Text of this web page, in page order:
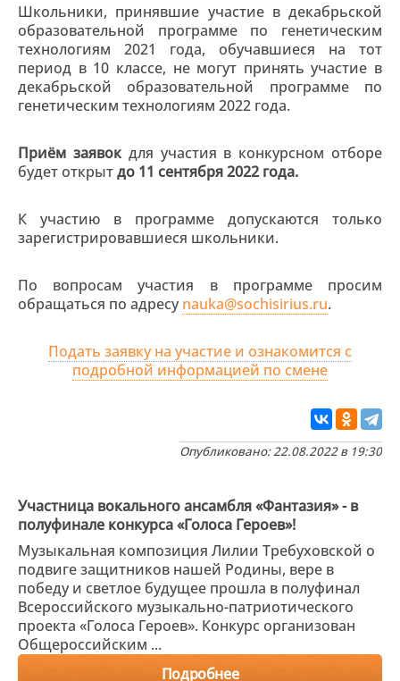
Школьники, принявшие участие в декабрьской
образовательной программе по генетическим
технологиям 2021 года, обучавшиеся на тот
период в 10 классе, не могут принять участие в
декабрьской образовательной программе по
генетическим технологиям 2022 года.
Приём заявокдля участия в конкурсном отборе
будет открытдо 11 сентября 2022 года.
К участию в программе допускаются только
зарегистрировавшиеся школьники.
По вопросам участия в программе просим
обращаться по адресу nauka@sochisirius.ru.
Подать заявку на участие и ознакомится с
подробной информацией по смене
Опубликовано: 22.08.2022 в 19:30
Участница вокального ансамбля «Фантазия» - в
полуфинале конкурса «Голоса Героев»!
Музыкальная композиция Лилии Требуховской о
подвиге защитников нашей Родины, вере в
победу и светлое будущее прошла в полуфинал
Всероссийского музыкально-патриотического
проекта «Голоса Героев». Конкурс организован
Общероссийским ...
Подробнее